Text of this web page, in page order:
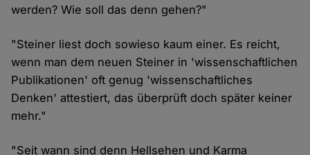
werden? Wie soll das denn gehen?"
"Steiner liest doch sowieso kaum einer. Es reicht,
wenn man dem neuen Steiner in 'wissenschaftlichen
Publikationen' oft genug 'wissenschaftliches
Denken' attestiert, das überprüft doch später keiner
mehr."
"Seit wann sind denn Hellsehen und Karma